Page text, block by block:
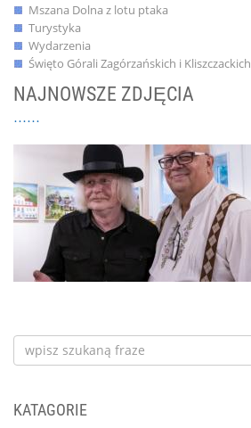
Mszana Dolna z lotu ptaka
Turystyka
Wydarzenia
Święto Górali Zagórzańskich i Kliszczackich
NAJNOWSZE ZDJĘCIA
KATAGORIE